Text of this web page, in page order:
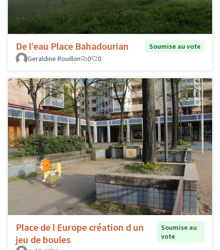
De l’eau Place Bahadourian
Soumise au vote
Geraldine Rouillon
0 0
Place de l Europe création d un
jeu de boules
Soumise au
vote